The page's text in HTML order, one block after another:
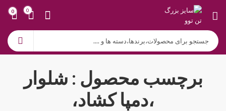
0
0
برچسب محصول : شلوار
،دمپا کشاد،